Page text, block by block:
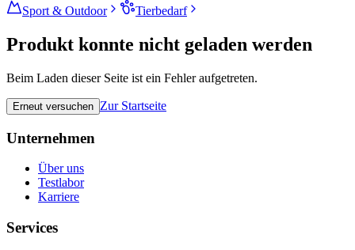
Sport & Outdoor
Tierbedarf
Produkt konnte nicht geladen werden
Beim Laden dieser Seite ist ein Fehler aufgetreten.
Erneut versuchen Zur Startseite
Unternehmen
Über uns
Testlabor
Karriere
Services